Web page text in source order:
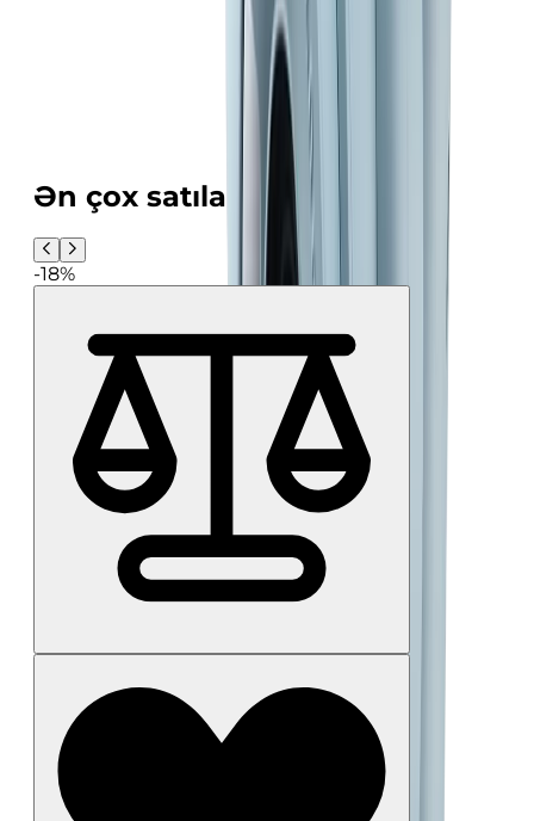
Ən çox satılanlar
-18%